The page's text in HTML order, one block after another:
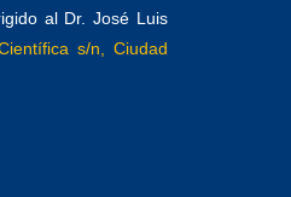
al Dr. José Luis
s/n, Ciudad